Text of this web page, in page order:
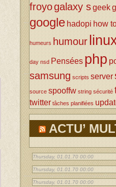
froyogalaxy sgeek
google hadopi how
humeurs humour
day nsd Pensées php
samsung scripts server
source spooffw string sécurité
twitter tâches planifiées
ACTU’
Thursday, 01.01.70 00:00
Thursday, 01.01.70 00:00
Thursday, 01.01.70 00:00